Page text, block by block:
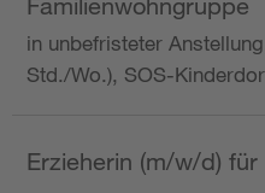
in unbefristeter
Std./Wo.), SOS-
Erzieherin (m/w/d)